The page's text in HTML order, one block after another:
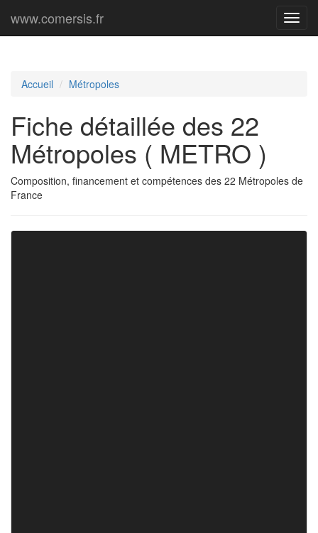
Menu
www.comersis.fr
Accueil Métropoles
Fiche détaillée des 22
Métropoles ( METRO )
Composition, financement et compétences des 22 Métropoles de
France